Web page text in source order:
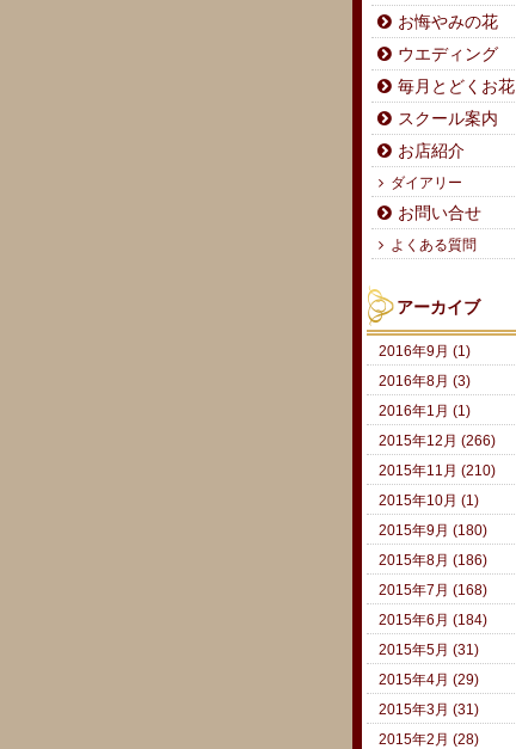
お悔やみの花
ウエディング
毎月とどくお花
スクール案内
お店紹介
ダイアリー
お問い合せ
よくある質問
アーカイブ
2016年9月 (1)
2016年8月 (3)
2016年1月 (1)
2015年12月 (266)
2015年11月 (210)
2015年10月 (1)
2015年9月 (180)
2015年8月 (186)
2015年7月 (168)
2015年6月 (184)
2015年5月 (31)
2015年4月 (29)
2015年3月 (31)
2015年2月 (28)